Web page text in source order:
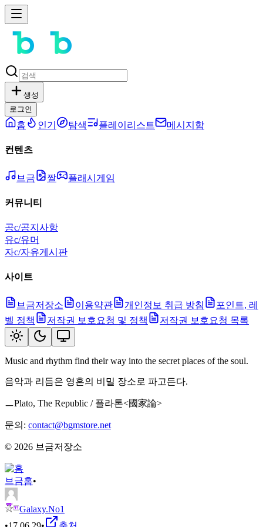
생성
로그인
홈 인기 탐색 플레이리스트 메시지함
컨텐츠
브금 짤 플래시게임
커뮤니티
공c/공지사항
유c/유머
자c/자유게시판
사이트
브금저장소 이용약관 개인정보 취급 방침
포인트, 레
벨 정책
저작권 보호요청 및 정책 저작권 보호요청 목록
Music and rhythm find their way into the secret places of the soul.
음악과 리듬은 영혼의 비밀 장소로 파고든다.
ㅡPlato, The Republic / 플라톤<國家論>
문의: contact@bgmstore.net
© 2026 브금저장소
브금홈•
Galaxy.No1